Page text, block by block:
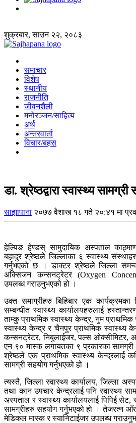
शुक्रबार, साउन २२, २०८३
समाचार
विशेष
स्थानीय
राजनीति
जीवनशैली
मनोरञ्जन/साहित्य
अर्थ
अन्तरवार्ता
विचार/बहस
डा. श्रेष्ठद्वारा स्वास्थ्य सामग्री
साझापाना २०७७ वैशाख १८ गते २०:४१ मा
हेल्पिङ हेण्डस् सामुदायिक अस्पताल
बहादुर श्रेष्ठले जिल्लाका ६ स्वास्थ्य
गर्नुभएको छ । डाक्टर श्रेष्ठले जिल्ला
अक्सिजन कन्सनट्रेटर (Oxygen
उपलब्ध गराउनुभएको हो ।
उक्त समाग्रीहरु बिहिबार एक
सम्बन्धीत स्वास्थ्य कार्यालयहरुलाई
ताम्कु प्राथमिक स्वास्थ्य केन्द्र, नुम प्राथमिक
स्वास्थ्य केन्द्र र चैनपुर प्राथमिक स्वास्थ्य
कन्सनट्रेटर, निबुलाईजर, पल्स ओक्सीमिटर,
एन ९० मास्क लगायतका ९ प्रकारका सामग्री
श्रेष्ठले एक प्राथमिक स्वास्थ्य केन्द्रलाई
सामग्री सहयोग गर्नुभएको हो ।
त्यस्तै, जिल्ला स्वास्थ्य कार्यालय, जिल्ला
तथा कान उपचार केन्द्रलाई पनि स्वास्थ्य
अस्पताल र स्वास्थ्य कार्यालयलाई पिपिई सेट,
सामग्रीहरु सहयोग गर्नुभएको हो । तेजरत्न
मेडिकल मास्क र स्यानिटाईजर उपलब्ध